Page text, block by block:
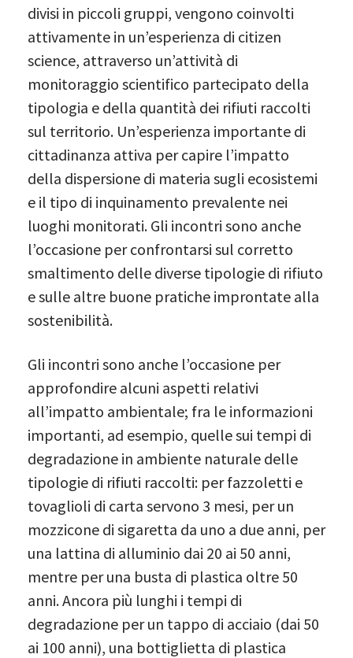
divisi in piccoli gruppi, vengono coinvolti
attivamente in un’esperienza di citizen
science, attraverso un’attività di
monitoraggio scientifico partecipato della
tipologia e della quantità dei rifiuti raccolti
sul territorio. Un’esperienza importante di
cittadinanza attiva per capire l’impatto
della dispersione di materia sugli ecosistemi
e il tipo di inquinamento prevalente nei
luoghi monitorati. Gli incontri sono anche
l’occasione per confrontarsi sul corretto
smaltimento delle diverse tipologie di rifiuto
e sulle altre buone pratiche improntate alla
sostenibilità.
Gli incontri sono anche l’occasione per
approfondire alcuni aspetti relativi
all’impatto ambientale; fra le informazioni
importanti, ad esempio, quelle sui tempi di
degradazione in ambiente naturale delle
tipologie di rifiuti raccolti: per fazzoletti e
tovaglioli di carta servono 3 mesi, per un
mozzicone di sigaretta da uno a due anni, per
una lattina di alluminio dai 20 ai 50 anni,
mentre per una busta di plastica oltre 50
anni. Ancora più lunghi i tempi di
degradazione per un tappo di acciaio (dai 50
ai 100 anni), una bottiglietta di plastica